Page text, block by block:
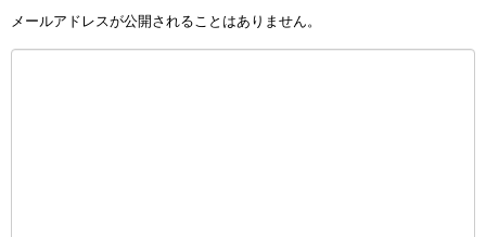
メールアドレスが公開されることはありません。